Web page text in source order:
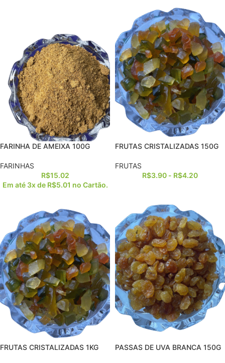
FARINHA DE AMEIXA 100G
FARINHAS
R$15.02
Em até 3x de R$5.01 no Cartão.
FRUTAS CRISTALIZADAS 150G
FRUTAS
R$3.90 - R$4.20
FRUTAS CRISTALIZADAS 1KG PASSAS DE UVA BRANCA 150G